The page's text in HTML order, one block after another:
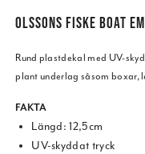
OLSSONS FISKE BOAT
Rund plastdekal med UV-
plant underlag såsom boxar,
FAKTA
Längd: 12,5cm
UV-skyddat tryck